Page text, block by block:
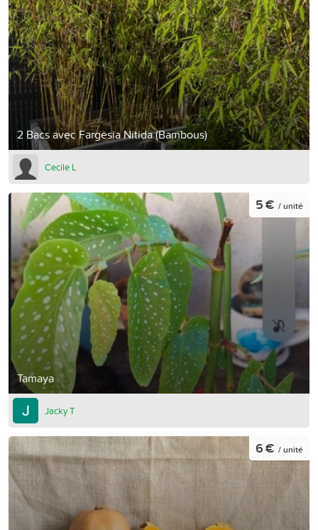
2 Bacs avec Fargesia Nitida (Bambous)
Cecile L
Tamaya
5 € / unité
Jacky T
6 € / unité